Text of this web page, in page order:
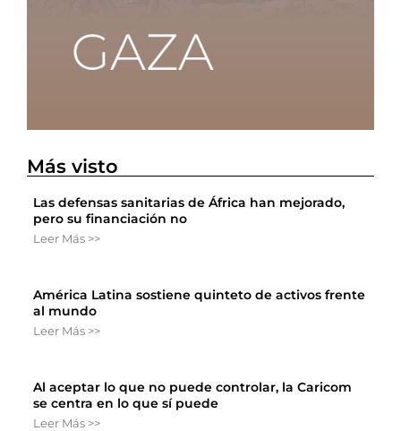
Más visto
Las defensas sanitarias de África han mejorado,
pero su financiación no
Leer Más >>
América Latina sostiene quinteto de activos frente
al mundo
Leer Más >>
Al aceptar lo que no puede controlar, la Caricom
se centra en lo que sí puede
Leer Más >>